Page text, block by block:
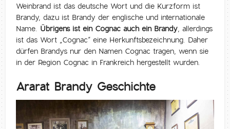
Weinbrand ist das deutsche Wort und die Kurzform ist
Brandy, dazu ist Brandy der englische und internationale
Name. Übrigens ist ein Cognac auch ein Brandy, allerdings
ist das Wort „Cognac“ eine Herkunftsbezeichnung. Daher
dürfen Brandys nur den Namen Cognac tragen, wenn sie
in der Region Cognac in Frankreich hergestellt wurden.
Ararat Brandy Geschichte